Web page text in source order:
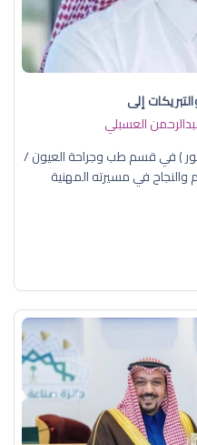
إلى
العسبلي
) في قسم طب وجراحة العيون /
والنجاح في مسيرته المهنية